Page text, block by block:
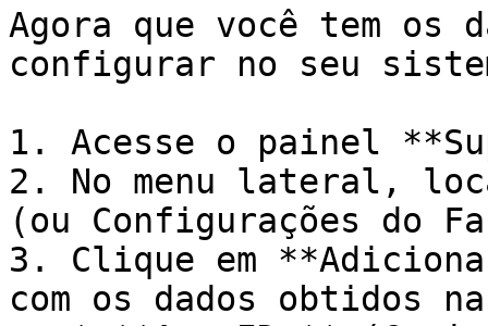
Agora que você tem os
configurar no seu
1. Acesse o painel
2. No menu lateral,
(ou Configurações do
3. Clique em
com os dados obtidos